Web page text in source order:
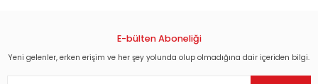
Görüş ve önerileriniz için teşekkür ederiz.
E-bülten Aboneliği
Yeni gelenler, erken erişim ve her şey yolunda olup olmadığına dair içeriden bilgi.